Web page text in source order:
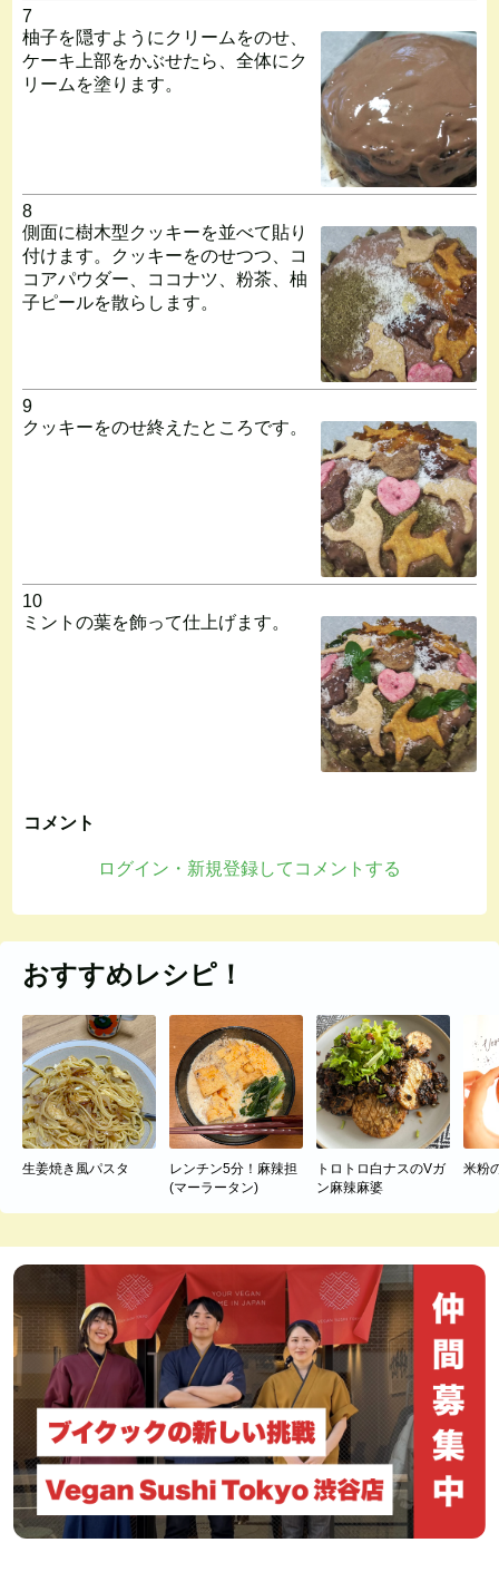
7
柚子を隠すようにクリームをのせ、
ケーキ上部をかぶせたら、全体にク
リームを塗ります。
8
側面に樹木型クッキーを並べて貼り
付けます。クッキーをのせつつ、コ
コアパウダー、ココナツ、粉茶、柚
子ピールを散らします。
9
クッキーをのせ終えたところです。
10
ミントの葉を飾って仕上げます。
コメント
ログイン・新規登録してコメントする
おすすめレシピ！
生姜焼き風パスタ
レンチン5分！麻辣担
(マーラータン)
トロトロ白ナスのVガ
ン麻辣麻婆
米粉